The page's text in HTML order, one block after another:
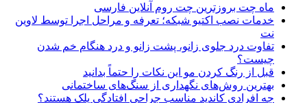
ماه چت بروزترین چت روم آنلاین فارسی
خدمات نصب اکتیو شبکه؛ تعرفه و مراحل اجرا توسط لاوین
نت
تفاوت درد جلوی زانو، پشت زانو و درد هنگام خم شدن
چیست؟
قبل از رنگ کردن مو این نکات را حتماً بدانید
بهترین روش‌های نگهداری از سنگ‌های ساختمانی
چه افرادی کاندید مناسب جراحی افتادگی پلک هستند؟